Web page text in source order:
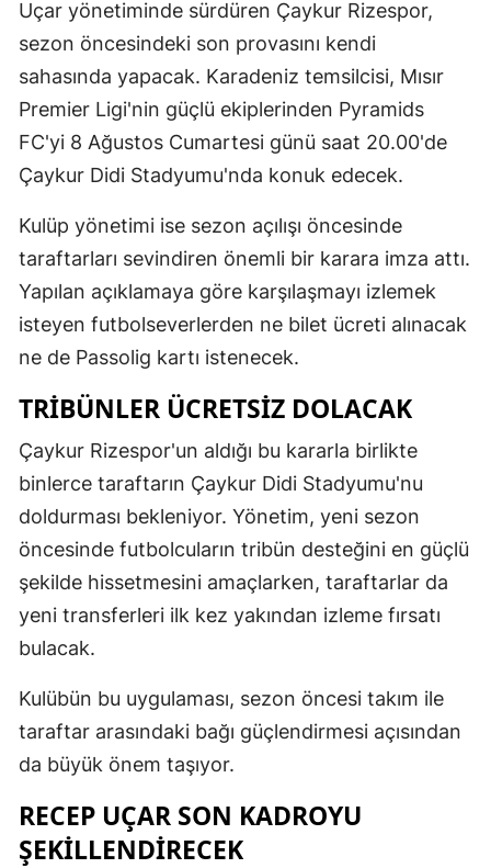
Uçar yönetiminde sürdüren Çaykur Rizespor,
sezon öncesindeki son provasını kendi
sahasında yapacak. Karadeniz temsilcisi, Mısır
Premier Ligi'nin güçlü ekiplerinden Pyramids
FC'yi 8 Ağustos Cumartesi günü saat 20.00'de
Çaykur Didi Stadyumu'nda konuk edecek.
Kulüp yönetimi ise sezon açılışı öncesinde
taraftarları sevindiren önemli bir karara imza attı.
Yapılan açıklamaya göre karşılaşmayı izlemek
isteyen futbolseverlerden ne bilet ücreti alınacak
ne de Passolig kartı istenecek.
TRIBÜNLER ÜCRETSIZ DOLACAK
Çaykur Rizespor'un aldığı bu kararla birlikte
binlerce taraftarın Çaykur Didi Stadyumu'nu
doldurması bekleniyor. Yönetim, yeni sezon
öncesinde futbolcuların tribün desteğini en güçlü
şekilde hissetmesini amaçlarken, taraftarlar da
yeni transferleri ilk kez yakından izleme fırsatı
bulacak.
Kulübün bu uygulaması, sezon öncesi takım ile
taraftar arasındaki bağı güçlendirmesi açısından
da büyük önem taşıyor.
RECEP UÇAR SON KADROYU
ŞEKILLENDIRECEK